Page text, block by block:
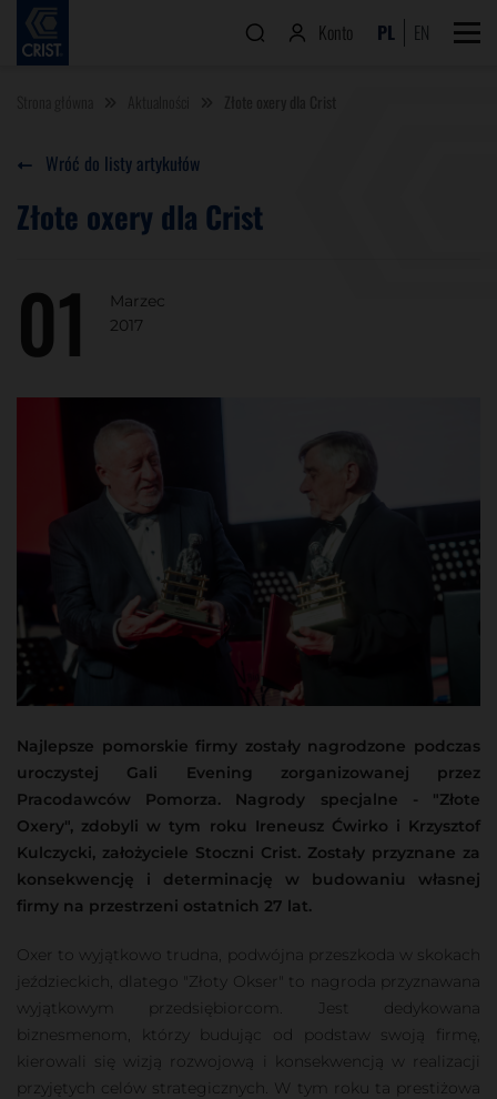
Konto PL EN
Złote oxery dla Crist
01
Marzec
2017
Wróć do listy artykułów
Najlepsze pomorskie firmy zostały nagrodzone podczas
uroczystej Gali Evening zorganizowanej przez
Pracodawców Pomorza. Nagrody specjalne - "Złote
Oxery", zdobyli w tym roku Ireneusz Ćwirko i Krzysztof
Kulczycki, założyciele Stoczni Crist. Zostały przyznane za
konsekwencję i determinację w budowaniu własnej
firmy na przestrzeni ostatnich 27 lat.
Oxer to wyjątkowo trudna, podwójna przeszkoda w skokach
jeździeckich, dlatego "Złoty Okser" to nagroda przyznawana
wyjątkowym przedsiębiorcom. Jest dedykowana
biznesmenom, którzy budując od podstaw swoją firmę,
kierowali się wizją rozwojową i konsekwencją w realizacji
przyjętych celów strategicznych. W tym roku ta prestiżowa